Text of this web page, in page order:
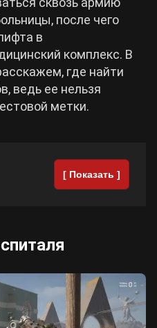
после чего
в
комплекс. В
где найти
ведь ее нельзя
метки.
[ Показать ]